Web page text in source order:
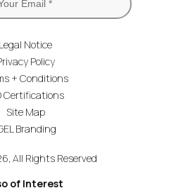
Legal Notice
Policy
+ Conditions
Certifications
Site Map
Branding
All Rights Reserved
of Interest